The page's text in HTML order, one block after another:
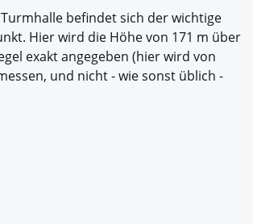
befindet sich der wichtige
Hier wird die Höhe von 171 m über
exakt angegeben (hier wird von
und nicht - wie sonst üblich -